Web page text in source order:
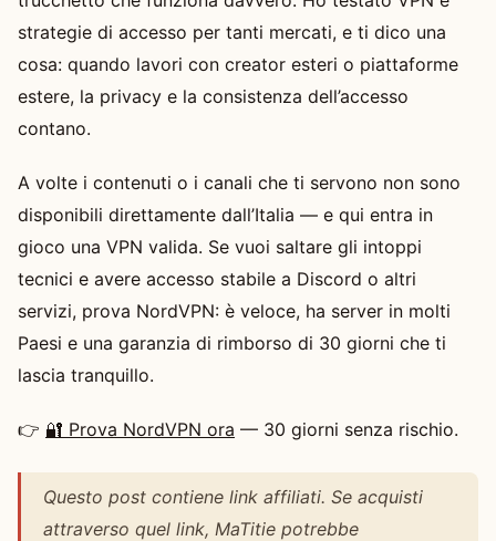
strategie di accesso per tanti mercati, e ti dico una
cosa: quando lavori con creator esteri o piattaforme
estere, la privacy e la consistenza dell’accesso
contano.
A volte i contenuti o i canali che ti servono non sono
disponibili direttamente dall’Italia — e qui entra in
gioco una VPN valida. Se vuoi saltare gli intoppi
tecnici e avere accesso stabile a Discord o altri
servizi, prova NordVPN: è veloce, ha server in molti
Paesi e una garanzia di rimborso di 30 giorni che ti
lascia tranquillo.
👉 🔐 Prova NordVPN ora — 30 giorni senza rischio.
Questo post contiene link affiliati. Se acquisti
attraverso quel link, MaTitie potrebbe